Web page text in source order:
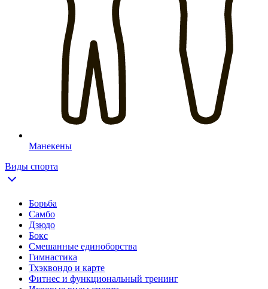
Манекены
Виды спорта
Борьба
Самбо
Дзюдо
Бокс
Смешанные единоборства
Гимнастика
Тхэквондо и карте
Фитнес и функциональный тренинг